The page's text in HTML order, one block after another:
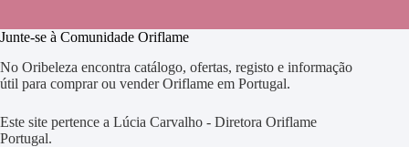
Junte-se à Comunidade Oriflame
No Oribeleza encontra catálogo, ofertas, registo e informação
útil para comprar ou vender Oriflame em Portugal.
Este site pertence a Lúcia Carvalho - Diretora Oriflame
Portugal.